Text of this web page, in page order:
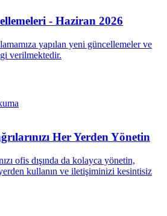
- Haziran 2026
yapılan yeni güncellemeler ve
verilmektedir.
Her Yerden Yönetin
ofis dışında da kolayca yönetin,
kullanın ve iletişiminizi kesintisiz